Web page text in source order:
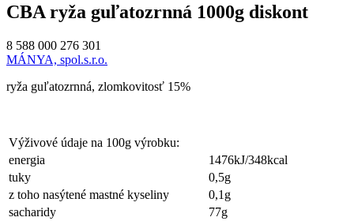
CBA ryža guľatozrnná 1000g diskont
8 588 000 276 301
MÁNYA, spol.s.r.o.
ryža guľatozrnná, zlomkovitosť 15%
Výživové údaje na 100g výrobku:
energia
1476kJ/348kcal
tuky
0,5g
z toho nasýtené mastné kyseliny
0,1g
sacharidy
77g